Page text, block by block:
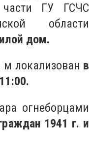
части ГУ ГСЧС
области
дом.
локализован в
огнеборцами
1941 г. и